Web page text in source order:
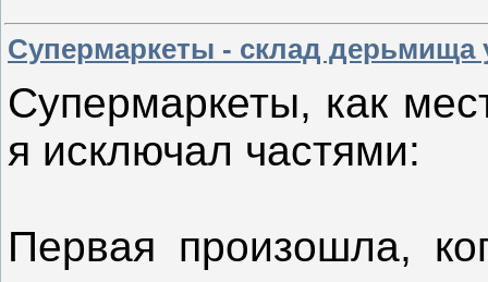
Супермаркеты - склад дерьмища
Супермаркеты, как
я исключал частями:
Первая произошла,